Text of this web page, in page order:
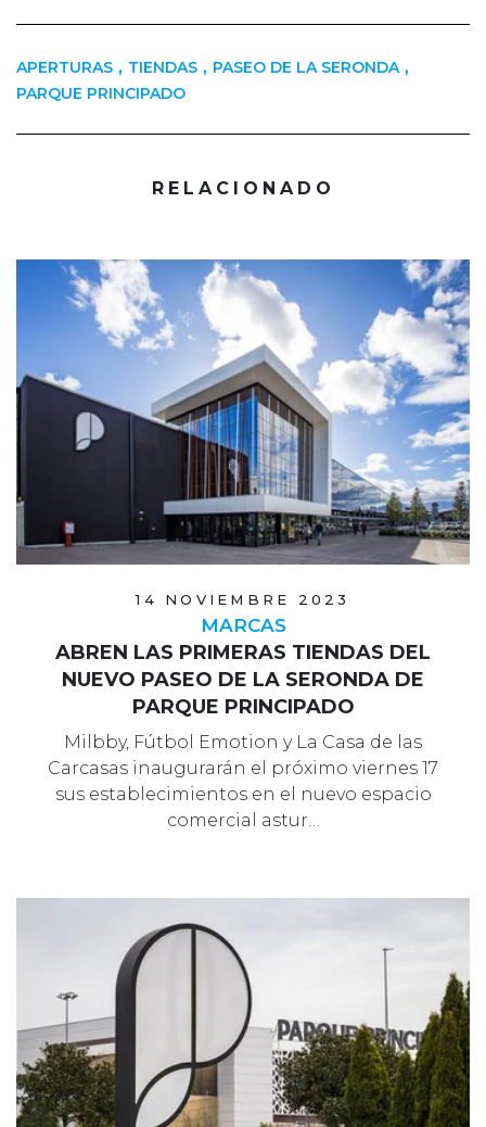
APERTURAS , TIENDAS , PASEO DE LA SERONDA ,
PARQUE PRINCIPADO
RELACIONADO
14 NOVIEMBRE 2023
MARCAS
ABREN LAS PRIMERAS TIENDAS DEL
NUEVO PASEO DE LA SERONDA DE
PARQUE PRINCIPADO
Milbby, Fútbol Emotion y La Casa de las
Carcasas inaugurarán el próximo viernes 17
sus establecimientos en el nuevo espacio
comercial astur…